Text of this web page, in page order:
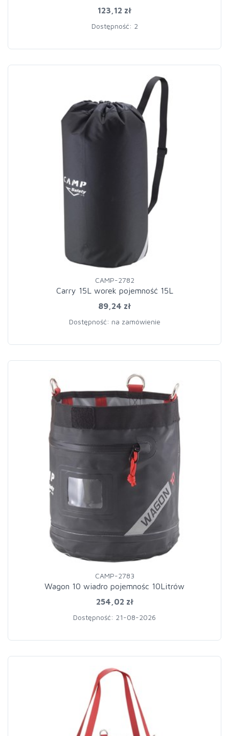
123,12 zł
Dostępność: 2
CAMP-2782
Carry 15L worek pojemność 15L
89,24 zł
Dostępność: na zamówienie
CAMP-2783
Wagon 10 wiadro pojemnośc 10Litrów
254,02 zł
Dostępność: 21-08-2026